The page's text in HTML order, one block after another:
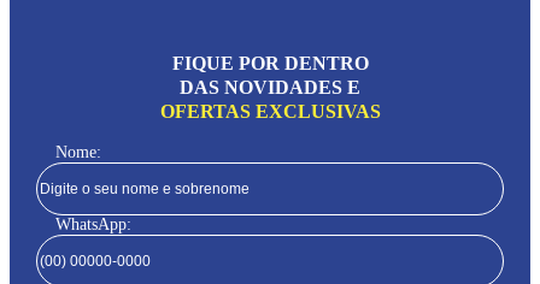
FIQUE POR DENTRO
DAS NOVIDADES E
OFERTAS EXCLUSIVAS
Nome:
WhatsApp: